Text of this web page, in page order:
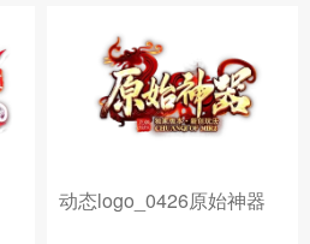
动态logo_0426原始神器